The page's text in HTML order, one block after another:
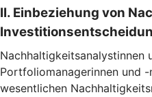
II. Einbeziehung von
Nachhaltigkeitsanalystinnen
Portfoliomanagerinnen und
wesentlichen